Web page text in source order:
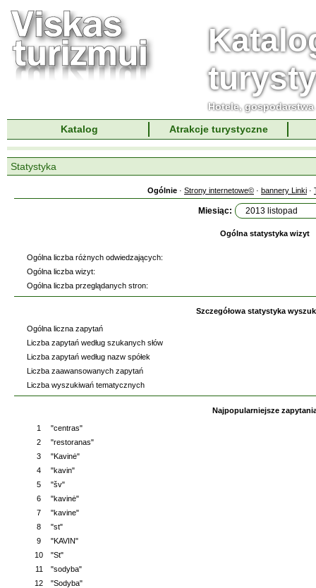
Hotele,
Katalog
Atrakcje turystyczne
Statystyka
Ogólnie · Strony internetowe© · bannery Linki ·
Miesiąc:
Ogólna statystyka wizyt
Ogólna liczba różnych odwiedzających:
Ogólna liczba wizyt:
Ogólna liczba przeglądanych stron:
Szczegółowa statystyka
Ogólna liczna zapytań
Liczba zapytań według szukanych słów
Liczba zapytań według nazw spółek
Liczba zaawansowanych zapytań
Liczba wyszukiwań tematycznych
Najpopularniejsze
1
"centras"
2
"restoranas"
3
"Kavinė"
4
"kavin"
5
"šv"
6
"kavinė"
7
"kavine"
8
"st"
9
"KAVIN"
10
"St"
11
"sodyba"
12
"Sodyba"